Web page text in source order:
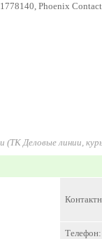
Phoenix Contact
(ТК Деловые линии,
Телефон: